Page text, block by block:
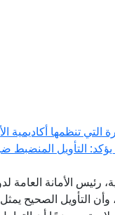
تنظمها أكاديمية
التأويل المنضبط
الأمانة العامة
وأن التأويل الصحيح